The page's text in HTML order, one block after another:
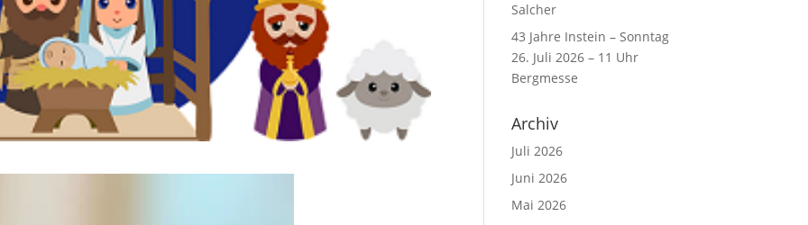
Salcher
43 Jahre Instein – Sonntag
26. Juli 2026 – 11 Uhr
Bergmesse
Archiv
Juli 2026
Juni 2026
Mai 2026